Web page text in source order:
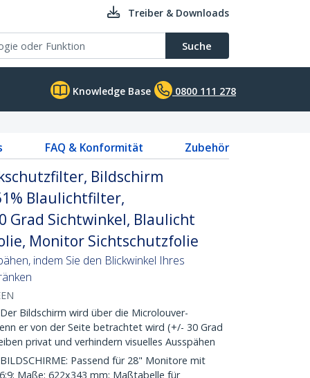
Treiber & Downloads
Suche
Knowledge Base 0800 111 278
FAQ & Konformität Zubehör
Bildschirm
Blaulichtfilter,
Grad Sichtwinkel, Blaulicht
Monitor Sichtschutzfolie
indem Sie den Blickwinkel Ihres
Der Bildschirm wird über die Microlouver-
er von der Seite betrachtet wird (+/- 30 Grad
privat und verhindern visuelles Ausspähen
BILDSCHIRME: Passend für 28" Monitore mit
Maße: 622x343 mm; Maßtabelle für